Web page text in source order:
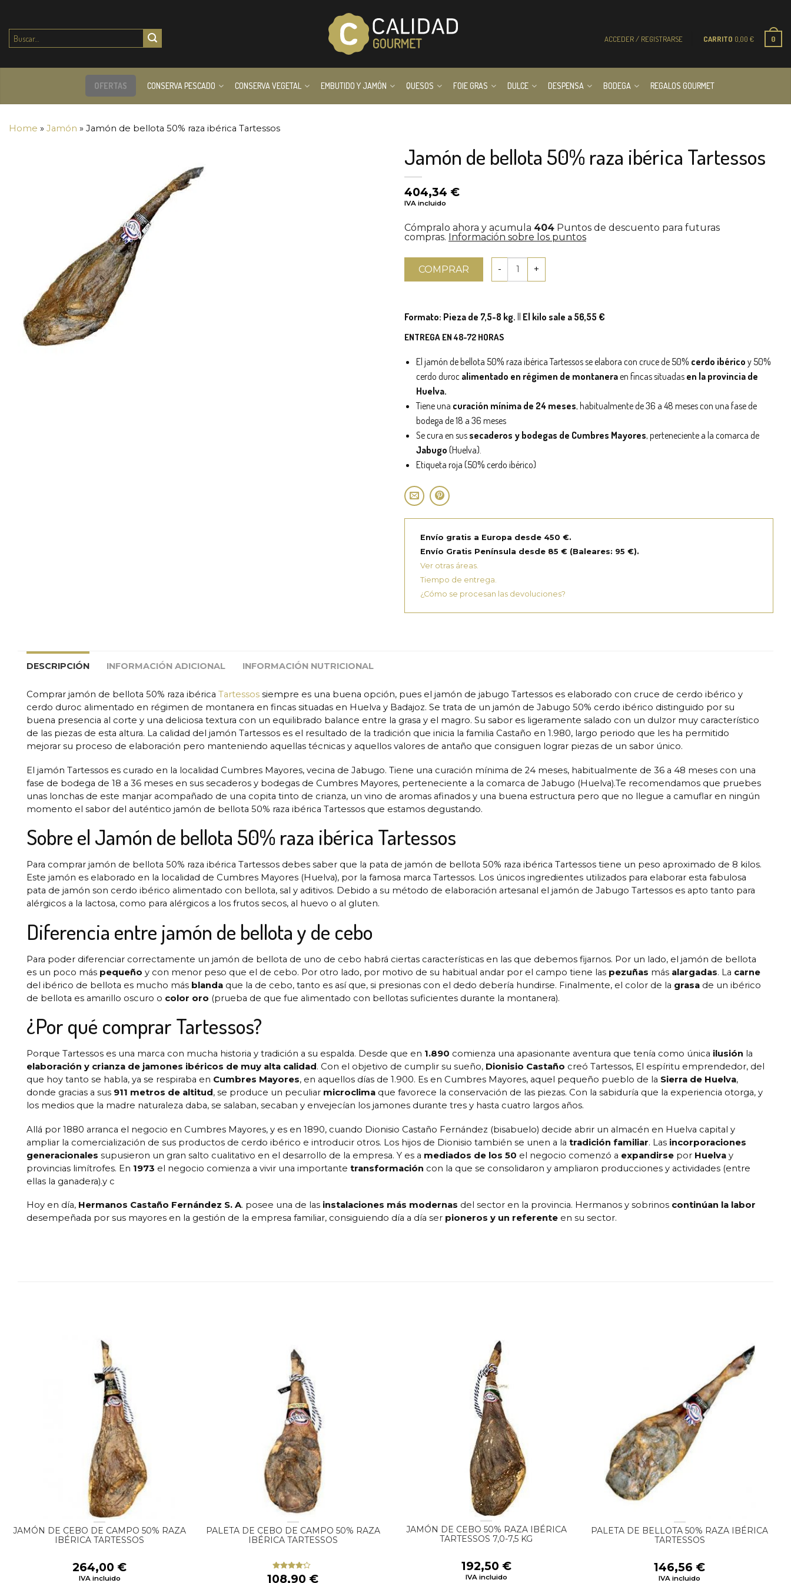
Buscar
por: ACCEDER / REGISTRARSE CARRITO 0,00 € 0
OFERTAS CONSERVA PESCADO CONSERVA VEGETAL EMBUTIDO Y JAMÓN QUESOS FOIE GRAS DULCE DESPENSA BODEGA REGALOS GOURMET
Home » Jamón » Jamón de bellota 50% raza ibérica Tartessos
Jamón de bellota 50% raza ibérica Tartessos
404,34 €
IVA incluido
Cómpralo ahora y acumula 404 Puntos de descuento para futuras
compras. Información sobre los puntos
COMPRAR
Formato: Pieza de 7,5-8 kg. || El kilo sale a 56,55 €
ENTREGA EN 48-72 HORAS
El jamón de bellota 50% raza ibérica Tartessos se elabora con cruce de 50% cerdo ibérico y 50%
cerdo duroc alimentado en régimen de montaneraen fincas situadas en la provincia de
Huelva.
Tiene una curación mínima de 24 meses, habitualmente de 36 a 48 meses con una fase de
bodega de 18 a 36 meses
Se cura en sus secaderos y bodegas de Cumbres Mayores, perteneciente a la comarca de
Jabugo (Huelva).
Etiqueta roja (50% cerdo ibérico)
Envío gratis a Europa desde 450 €.
Envío Gratis Península desde 85 € (Baleares: 95 €).
Ver otras áreas.
Tiempo de entrega.
¿Cómo se procesan las devoluciones?
DESCRIPCIÓN INFORMACIÓN ADICIONAL INFORMACIÓN NUTRICIONAL
Comprar jamón de bellota 50% raza ibérica Tartessos siempre es una buena opción, pues el jamón de jabugo Tartessos es elaborado con cruce de cerdo ibérico y
cerdo duroc alimentado en régimen de montanera en fincas situadas en Huelva y Badajoz. Se trata de un jamón de Jabugo 50% cerdo ibérico distinguido por su
buena presencia al corte y una deliciosa textura con un equilibrado balance entre la grasa y el magro. Su sabor es ligeramente salado con un dulzor muy característico
de las piezas de esta altura. La calidad del jamón Tartessos es el resultado de la tradición que inicia la familia Castaño en 1.980, largo periodo que les ha permitido
mejorar su proceso de elaboración pero manteniendo aquellas técnicas y aquellos valores de antaño que consiguen lograr piezas de un sabor único.
El jamón Tartessos es curado en la localidad Cumbres Mayores, vecina de Jabugo. Tiene una curación mínima de 24 meses, habitualmente de 36 a 48 meses con una
fase de bodega de 18 a 36 meses en sus secaderos y bodegas de Cumbres Mayores, perteneciente a la comarca de Jabugo (Huelva).Te recomendamos que pruebes
unas lonchas de este manjar acompañado de una copita tinto de crianza, un vino de aromas afinados y una buena estructura pero que no llegue a camuflar en ningún
momento el sabor del auténtico jamón de bellota 50% raza ibérica Tartessos que estamos degustando.
Sobre el Jamón de bellota 50% raza ibérica Tartessos
Para comprar jamón de bellota 50% raza ibérica Tartessos debes saber que la pata de jamón de bellota 50% raza ibérica Tartessos tiene un peso aproximado de 8 kilos.
Este jamón es elaborado en la localidad de Cumbres Mayores (Huelva), por la famosa marca Tartessos. Los únicos ingredientes utilizados para elaborar esta fabulosa
pata de jamón son cerdo ibérico alimentado con bellota, sal y aditivos. Debido a su método de elaboración artesanal el jamón de Jabugo Tartessos es apto tanto para
alérgicos a la lactosa, como para alérgicos a los frutos secos, al huevo o al gluten.
Diferencia entre jamón de bellota y de cebo
Para poder diferenciar correctamente un jamón de bellota de uno de cebo habrá ciertas características en las que debemos fijarnos. Por un lado, el jamón de bellota
es un poco más pequeño y con menor peso que el de cebo. Por otro lado, por motivo de su habitual andar por el campo tiene las pezuñas más alargadas. La carne
del ibérico de bellota es mucho más blanda que la de cebo, tanto es así que, si presionas con el dedo debería hundirse. Finalmente, el color de la grasa de un ibérico
de bellota es amarillo oscuro o color oro (prueba de que fue alimentado con bellotas suficientes durante la montanera).
¿Por qué comprar Tartessos?
Porque Tartessos es una marca con mucha historia y tradición a su espalda. Desde que en 1.890 comienza una apasionante aventura que tenía como única ilusión la
elaboración y crianza de jamones ibéricos de muy alta calidad. Con el objetivo de cumplir su sueño, Dionisio Castaño creó Tartessos, El espíritu emprendedor, del
que hoy tanto se habla, ya se respiraba en Cumbres Mayores, en aquellos días de 1.900. Es en Cumbres Mayores, aquel pequeño pueblo de la Sierra de Huelva,
donde gracias a sus 911 metros de altitud, se produce un peculiar microclima que favorece la conservación de las piezas. Con la sabiduría que la experiencia otorga, y
los medios que la madre naturaleza daba, se salaban, secaban y envejecían los jamones durante tres y hasta cuatro largos años.
Allá por 1880 arranca el negocio en Cumbres Mayores, y es en 1890, cuando Dionisio Castaño Fernández (bisabuelo) decide abrir un almacén en Huelva capital y
ampliar la comercialización de sus productos de cerdo ibérico e introducir otros. Los hijos de Dionisio también se unen a la tradición familiar. Las incorporaciones
generacionales supusieron un gran salto cualitativo en el desarrollo de la empresa. Y es a mediados de los 50 el negocio comenzó a expandirse por Huelva y
provincias limítrofes. En 1973 el negocio comienza a vivir una importante transformación con la que se consolidaron y ampliaron producciones y actividades (entre
ellas la ganadera).y c
Hoy en día, Hermanos Castaño Fernández S. A. posee una de las instalaciones más modernas del sector en la provincia. Hermanos y sobrinos continúan la labor
desempeñada por sus mayores en la gestión de la empresa familiar, consiguiendo día a día ser pioneros y un referente en su sector.
JAMÓN DE CEBO DE CAMPO 50% RAZA
IBÉRICA TARTESSOS
264,00 €
IVA incluido
PALETA DE CEBO DE CAMPO 50% RAZA
IBÉRICA TARTESSOS
Valorado
108,90 €
JAMÓN DE CEBO 50% RAZA IBÉRICA
TARTESSOS 7,0-7,5 KG
192,50 €
IVA incluido
PALETA DE BELLOTA 50% RAZA IBÉRICA
TARTESSOS
146,56 €
IVA incluido